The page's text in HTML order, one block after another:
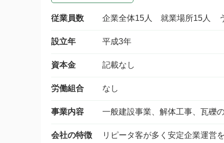
従業員数 企業全体15人 就業場所15人
設立年 平成3年
資本金 記載なし
労働組合 なし
事業内容 一般建設事業、解体工事、瓦礫
会社の特徴 リピータ客が多く安定企業運営